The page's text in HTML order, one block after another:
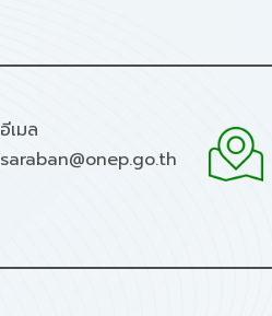
อีเมล
saraban@onep.go.th